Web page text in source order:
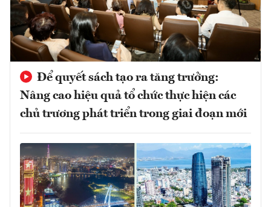
Để quyết sách tạo ra tăng trưởng:
Nâng cao hiệu quả tổ chức thực hiện các
chủ trương phát triển trong giai đoạn mới